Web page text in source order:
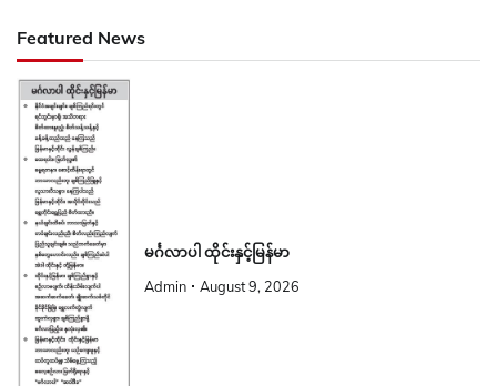
Featured News
မင်္ဂလာပါ ထိုင်းနှင့်မြန်မာ
Admin August 9, 2026